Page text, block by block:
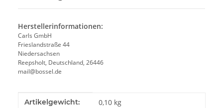
Herstellerinformationen:
Carls GmbH
Frieslandstraße 44
Niedersachsen
Reepsholt, Deutschland, 26446
mail@bossel.de
Produkteigenschaft
Wert
Artikelgewicht: 0,10 kg